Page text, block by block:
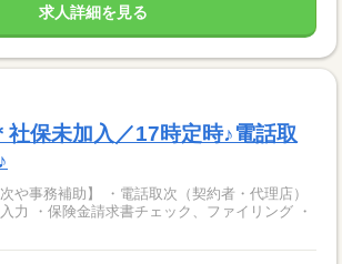
求人詳細を見る
社保未加入／17時定時♪電話取
や事務補助】 ・電話取次（契約者・代理店）
力 ・保険金請求書チェック、ファイリング ・